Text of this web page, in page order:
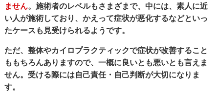
ません。施術者のレベルもさまざまで、中には、素人に近
い人が施術しており、かえって症状が悪化するなどといっ
たケースも見受けられるようです。
ただ、整体やカイロプラクティックで症状が改善すること
ももちろんありますので、一概に良いとも悪いとも言えま
せん。受ける際には自己責任・自己判断が大切になりま
す。